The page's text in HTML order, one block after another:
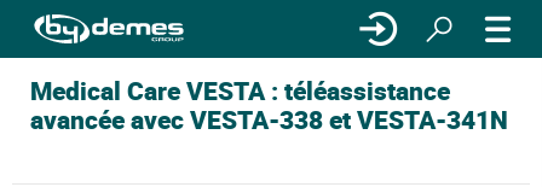
Medical Care VESTA : téléassistance
avancée avec VESTA-338 et VESTA-341N